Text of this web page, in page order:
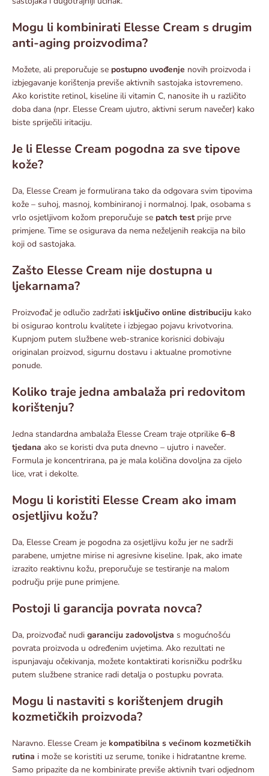
Mogu li kombinirati Elesse Cream s drugim
anti-aging proizvodima?
Možete, ali preporučuje se postupno uvođenje novih proizvoda i
izbjegavanje korištenja previše aktivnih sastojaka istovremeno.
Ako koristite retinol, kiseline ili vitamin C, nanosite ih u različito
doba dana (npr. Elesse Cream ujutro, aktivni serum navečer) kako
biste spriječili iritaciju.
Je li Elesse Cream pogodna za sve tipove
kože?
Da, Elesse Cream je formulirana tako da odgovara svim tipovima
kože – suhoj, masnoj, kombiniranoj i normalnoj. Ipak, osobama s
vrlo osjetljivom kožom preporučuje se patch testprije prve
primjene. Time se osigurava da nema neželjenih reakcija na bilo
koji od sastojaka.
Zašto Elesse Cream nije dostupna u
ljekarnama?
Proizvođač je odlučio zadržati isključivo online distribuciju kako
bi osigurao kontrolu kvalitete i izbjegao pojavu krivotvorina.
Kupnjom putem službene web-stranice korisnici dobivaju
originalan proizvod, sigurnu dostavu i aktualne promotivne
ponude.
Koliko traje jedna ambalaža pri redovitom
korištenju?
Jedna standardna ambalaža Elesse Cream traje otprilike 6–8
tjedana ako se koristi dva puta dnevno – ujutro i navečer.
Formula je koncentrirana, pa je mala količina dovoljna za cijelo
lice, vrat i dekolte.
Mogu li koristiti Elesse Cream ako imam
osjetljivu kožu?
Da, Elesse Cream je pogodna za osjetljivu kožu jer ne sadrži
parabene, umjetne mirise ni agresivne kiseline. Ipak, ako imate
izrazito reaktivnu kožu, preporučuje se testiranje na malom
području prije pune primjene.
Postoji li garancija povrata novca?
Da, proizvođač nudi garanciju zadovoljstva s mogućnošću
povrata proizvoda u određenim uvjetima. Ako rezultati ne
ispunjavaju očekivanja, možete kontaktirati korisničku podršku
putem službene stranice radi detalja o postupku povrata.
Mogu li nastaviti s korištenjem drugih
kozmetičkih proizvoda?
Naravno. Elesse Cream je kompatibilna s većinom kozmetičkih
rutina i može se koristiti uz serume, tonike i hidratantne kreme.
Samo pripazite da ne kombinirate previše aktivnih tvari odjednom